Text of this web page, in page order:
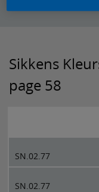
Sikkens
page 58
SN.02.77
SN.02.77